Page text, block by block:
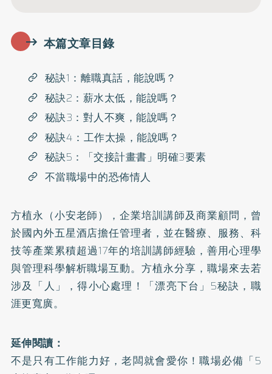
本篇文章目錄
秘訣1：離職真話，能說嗎？
秘訣2：薪水太低，能說嗎？
秘訣3：對人不爽，能說嗎？
秘訣4：工作太操，能說嗎？
秘訣5：「交接計畫書」明確3要素
不當職場中的恐佈情人
方植永（小安老師），企業培訓講師及商業顧問，曾
於國內外五星酒店擔任管理者，並在醫療、服務、科
技等產業累積超過17年的培訓講師經驗，善用心理學
與管理科學解析職場互動。方植永分享，職場來去若
涉及「人」，得小心處理！「漂亮下台」5秘訣，職
涯更寬廣。
延伸閱讀：
不是只有工作能力好，老闆就會愛你！職場必備「5